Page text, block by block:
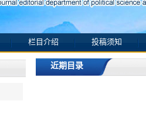
栏目介绍 投稿须知
近期目录